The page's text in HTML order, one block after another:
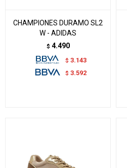
CHAMPIONES DURAMO SL2
W - ADIDAS
$ 4.490
$ 3.143
$ 3.592